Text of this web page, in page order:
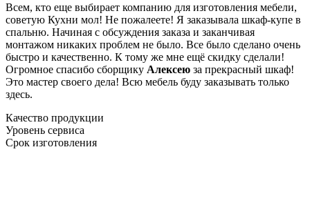
Всем, кто еще выбирает компанию для изготовления мебели,
советую Кухни мол! Не пожалеете! Я заказывала шкаф-купе в
спальню. Начиная с обсуждения заказа и заканчивая
монтажом никаких проблем не было. Все было сделано очень
быстро и качественно. К тому же мне ещё скидку сделали!
Огромное спасибо сборщику Алексею за прекрасный шкаф!
Это мастер своего дела! Всю мебель буду заказывать только
здесь.
Качество продукции
Уровень сервиса
Срок изготовления